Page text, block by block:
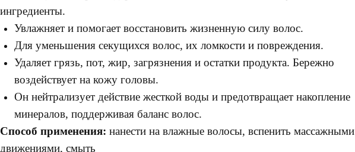
ингредиенты.
Увлажняет и помогает восстановить жизненную силу волос.
Для уменьшения секущихся волос, их ломкости и повреждения.
Удаляет грязь, пот, жир, загрязнения и остатки продукта. Бережно
воздействует на кожу головы.
Он нейтрализует действие жесткой воды и предотвращает накопление
минералов, поддерживая баланс волос.
Способ применения: нанести на влажные волосы, вспенить массажными
движениями, смыть